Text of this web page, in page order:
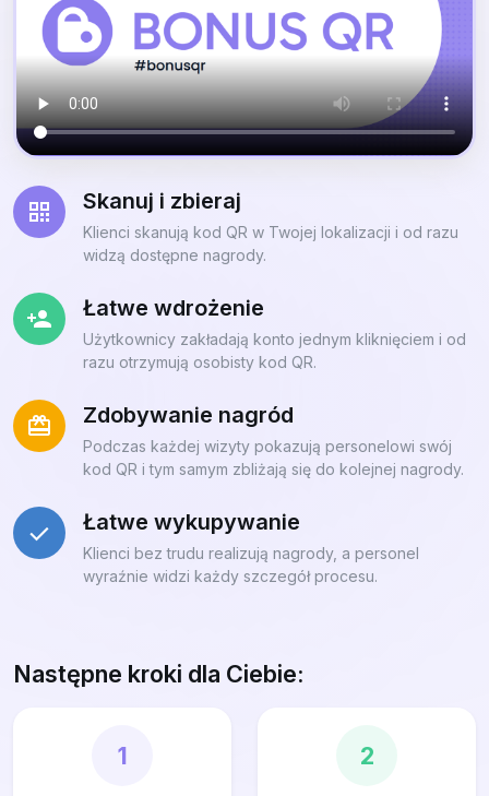
Skanuj i zbieraj
Klienci skanują kod QR w Twojej lokalizacji i od razu
widzą dostępne nagrody.
Łatwe wdrożenie
Użytkownicy zakładają konto jednym kliknięciem i od
razu otrzymują osobisty kod QR.
Zdobywanie nagród
Podczas każdej wizyty pokazują personelowi swój
kod QR i tym samym zbliżają się do kolejnej nagrody.
Łatwe wykupywanie
Klienci bez trudu realizują nagrody, a personel
wyraźnie widzi każdy szczegół procesu.
Następne kroki dla Ciebie:
1 2